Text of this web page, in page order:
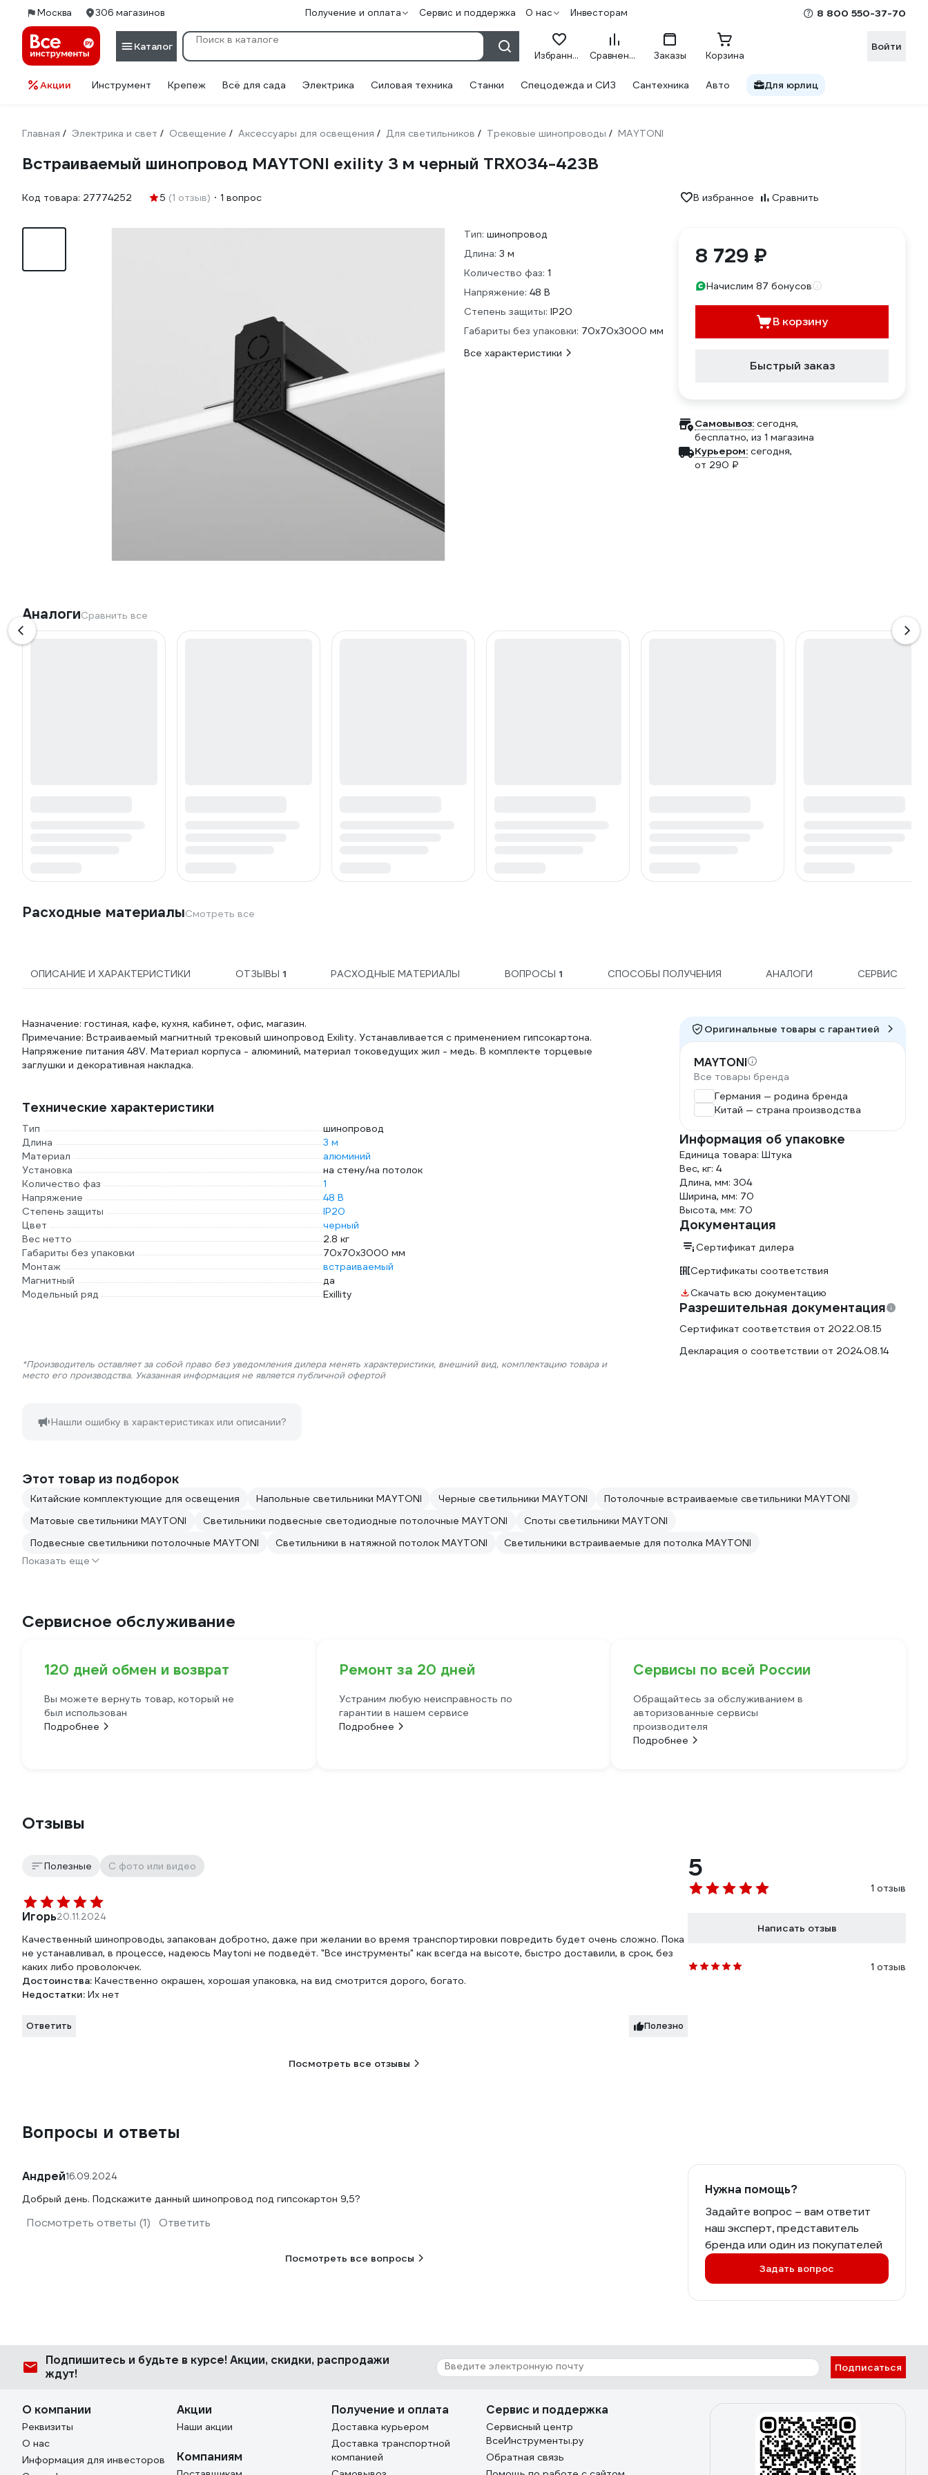
Москва 306 магазинов Получение и оплата Сервис и поддержка О нас Инвесторам 8 800 550-37-70
Каталог
Избранное Сравнение Заказы Корзина
Войти
Акции Инструмент Крепеж Всё для сада Электрика Силовая техника Станки Спецодежда и СИЗ Сантехника Авто Для юрлиц
Главная / Электрика и свет / Освещение / Аксессуары для освещения / Для светильников / Трековые шинопроводы / MAYTONI
Встраиваемый шинопровод MAYTONI exility 3 м черный TRX034-423B
Код товара: 27774252 5 (1 отзыв) 1 вопрос В избранное Сравнить
Тип: шинопровод
Длина: 3 м
Количество фаз: 1
Напряжение: 48 В
Степень защиты: IP20
Габариты без упаковки: 70x70x3000 мм
Все характеристики
8 729 ₽
Начислим 87 бонусов
В корзину
Быстрый заказ
Самовывоз: сегодня,
бесплатно, из 1 магазина
Курьером: сегодня,
от 290 ₽
АналогиСравнить все
Расходные материалыСмотреть все
ОПИСАНИЕ И ХАРАКТЕРИСТИКИ ОТЗЫВЫ 1 РАСХОДНЫЕ МАТЕРИАЛЫ ВОПРОСЫ 1 СПОСОБЫ ПОЛУЧЕНИЯ АНАЛОГИ СЕРВИС
Назначение: гостиная, кафе, кухня, кабинет, офис, магазин.
Примечание: Встраиваемый магнитный трековый шинопровод Exility. Устанавливается с применением гипсокартона.
Напряжение питания 48V. Материал корпуса - алюминий, материал токоведущих жил - медь. В комплекте торцевые
заглушки и декоративная накладка.
Технические характеристики
Тип
шинопровод
Длина
3 м
Материал
алюминий
Установка
на стену/на потолок
Количество фаз
1
Напряжение
48 В
Степень защиты
IP20
Цвет
черный
Вес нетто
2.8 кг
Габариты без упаковки
70x70x3000 мм
Монтаж
встраиваемый
Магнитный
да
Модельный ряд
Exillity
*Производитель оставляет за собой право без уведомления дилера менять характеристики, внешний вид, комплектацию товара и
место его производства. Указанная информация не является публичной офертой
Нашли ошибку в характеристиках или описании?
Оригинальные товары c гарантией
MAYTONI
Все товары бренда
Германия — родина бренда
Китай — страна производства
Информация об упаковке
Единица товара: Штука
Вес, кг: 4
Длина, мм: 304
Ширина, мм: 70
Высота, мм: 70
Документация
Сертификат дилера
Сертификаты соответствия
Скачать всю документацию
Разрешительная документация
Сертификат соответствия от 2022.08.15
Декларация о соответствии от 2024.08.14
Этот товар из подборок
Китайские комплектующие для освещения Напольные светильники MAYTONI Черные светильники MAYTONI
Потолочные встраиваемые светильники MAYTONI
Матовые светильники MAYTONI
Светильники подвесные светодиодные потолочные MAYTONI
Споты светильники MAYTONI
Подвесные светильники потолочные MAYTONI
Светильники в натяжной потолок MAYTONI
Светильники встраиваемые для потолка MAYTONI
Показать еще
Сервисное обслуживание
120 дней обмен и возврат
Вы можете вернуть товар, который не
был использован
Подробнее
Ремонт за 20 дней
Устраним любую неисправность по
гарантии в нашем сервисе
Подробнее
Сервисы по всей России
Обращайтесь за обслуживанием в
авторизованные сервисы
производителя
Подробнее
Отзывы
5
1 отзыв
Написать отзыв
1 отзыв
Полезные С фото или видео
Игорь20.11.2024
Качественный шинопроводы, запакован добротно, даже при желании во время транспортировки повредить будет очень сложно. Пока
не устанавливал, в процессе, надеюсь Maytoni не подведёт. "Все инструменты" как всегда на высоте, быстро доставили, в срок, без
каких либо проволокчек.
Достоинства: Качественно окрашен, хорошая упаковка, на вид смотрится дорого, богато.
Недостатки: Их нет
Ответить Полезно
Посмотреть все отзывы
Вопросы и ответы
Нужна помощь?
Задайте вопрос – вам ответит
наш эксперт, представитель
бренда или один из покупателей
Задать вопрос
Андрей16.09.2024
Добрый день. Подскажите данный шинопровод под гипсокартон 9,5?
Посмотреть ответы (1) Ответить
Посмотреть все вопросы
Подпишитесь и будьте в курсе! Акции, скидки, распродажи
ждут!
Подписаться
О компании
Реквизиты
О нас
Информация для инвесторов
Акции
Наши акции
Компаниям
Получение и оплата
Доставка курьером
Доставка транспортной
компанией
Сервис и поддержка
Сервисный центр
ВсеИнструменты.ру
Обратная связь